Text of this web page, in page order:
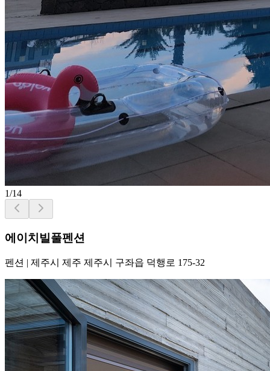
1/14
에이치빌풀펜션
펜션 | 제주시 제주 제주시 구좌읍 덕행로 175-32